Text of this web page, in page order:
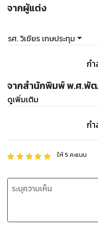
จากผู้แต่ง
รศ. วิเชียร เกษประทุม
ก
จากสำนักพิมพ์ พ.ศ.พั
ดูเพิ่มเติม
ก
ให้5 คะแนน